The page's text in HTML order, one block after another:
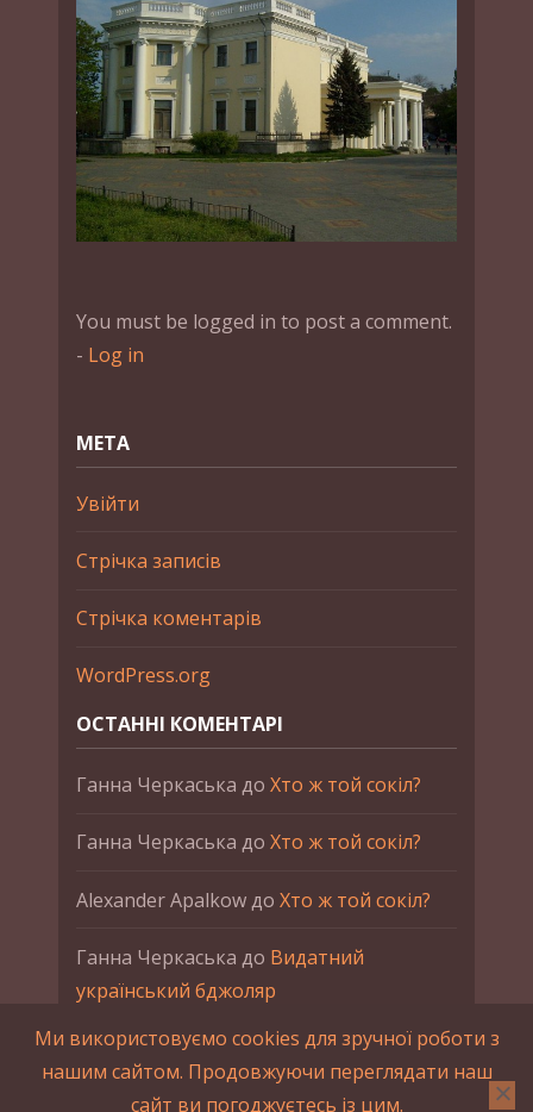
You must be logged in to post a comment.
- Log in
МЕТА
Увійти
Стрічка записів
Стрічка коментарів
WordPress.org
ОСТАННІ КОМЕНТАРІ
Ганна Черкаська до Хто ж той сокіл?
Ганна Черкаська до Хто ж той сокіл?
Alexander Apalkowдо Хто ж той сокіл?
Ганна Черкаська до Видатний
український бджоляр
Ганна ЧеркаськадоПетро Франко
Ми використовуємо cookies для зручної роботи з
нашим сайтом. Продовжуючи переглядати наш
сайт ви погоджуєтесь із цим.